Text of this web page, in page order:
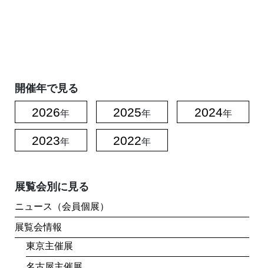
開催年で見る
2026年 2025年 2024年
2023年 2022年
展覧会別に見る
ニュース（会員個展）
展覧会情報
東京主催展